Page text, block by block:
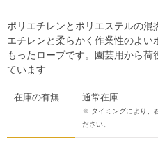
ポリエチレンとポリエステルの混
エチレンと柔らかく作業性のよ
もったロープです。園芸用から
ています
在庫の有無 通常在庫
※ タイミングにより、
ださい。